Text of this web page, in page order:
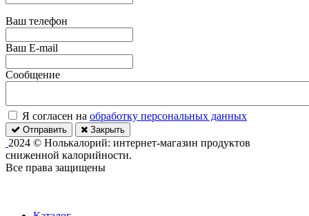
Ваш телефон
Ваш E-mail
Сообщение
Я согласен на обработку персональных данных
Отправить Закрыть
2024 © Нолькалорий: интернет-магазин продуктов
сниженной калорийности.
Все права защищены